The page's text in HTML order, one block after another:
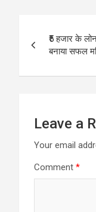
₹5 हजार के
बनाया सफल
Leave a
Your email
Comment *